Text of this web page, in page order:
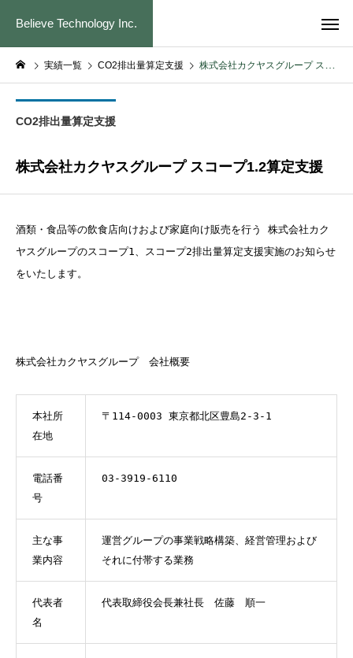
Believe Technology Inc.
実績一覧 CO2排出量算定支援 株式会社カクヤスグループ スコープ1.2算定支援
CO2排出量算定支援
株式会社カクヤスグループ スコープ1.2算定支援
酒類・食品等の飲食店向けおよび家庭向け販売を行う 株式会社カク
ヤスグループのスコープ1、スコープ2排出量算定支援実施のお知らせ
をいたします。
株式会社カクヤスグループ 会社概要
本社所
在地
〒114-0003 東京都北区豊島2-3-1
電話番
号
03-3919-6110
主な事
業内容
運営グループの事業戦略構築、経営管理および
それに付帯する業務
代表者
名
代表取締役会長兼社長 佐藤 順一